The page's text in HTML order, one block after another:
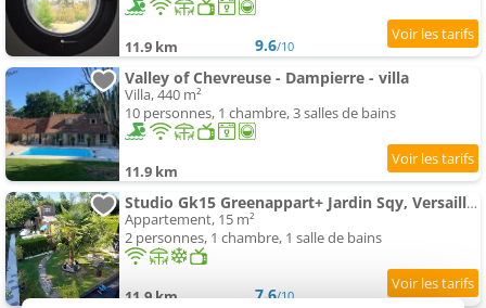
11.9 km 9.6/10
Valley of Chevreuse - Dampierre - villa
Villa, 440 m²
10 personnes, 1 chambre, 3 salles de bains
11.9 km
Studio Gk15 Greenappart+ Jardin Sqy, Versailles..
Appartement, 15 m²
2 personnes, 1 chambre, 1 salle de bains
11.9 km 7.6/10